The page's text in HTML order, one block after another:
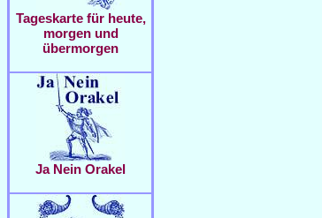
Tageskarte für heute,
morgen und
übermorgen
Ja Nein Orakel